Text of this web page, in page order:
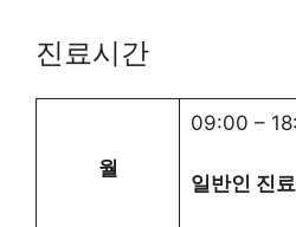
진료시간
월
09:00 –
일반인 진